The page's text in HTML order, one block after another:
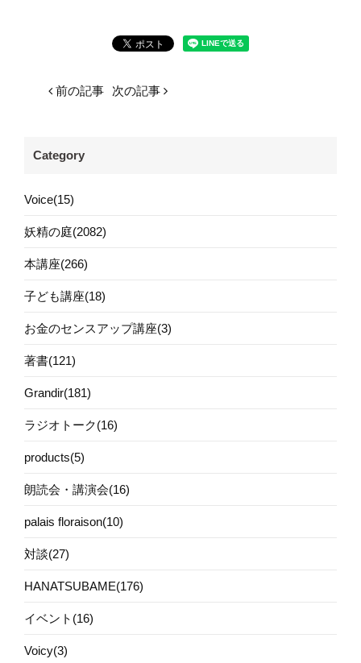
前の記事 次の記事
Category
Voice(15)
妖精の庭(2082)
本講座(266)
子ども講座(18)
お金のセンスアップ講座(3)
著書(121)
Grandir(181)
ラジオトーク(16)
products(5)
朗読会・講演会(16)
palais floraison(10)
対談(27)
HANATSUBAME(176)
イベント(16)
Voicy(3)